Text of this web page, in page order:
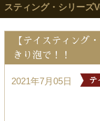
スティング・シリーズ
【テイスティング
きり泡で！！
2021年7月05日 テ